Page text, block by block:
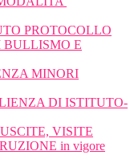
PROTOCOLLO
BULLISMO E
MINORI
DI ISTITUTO-
VISITE
in vigore